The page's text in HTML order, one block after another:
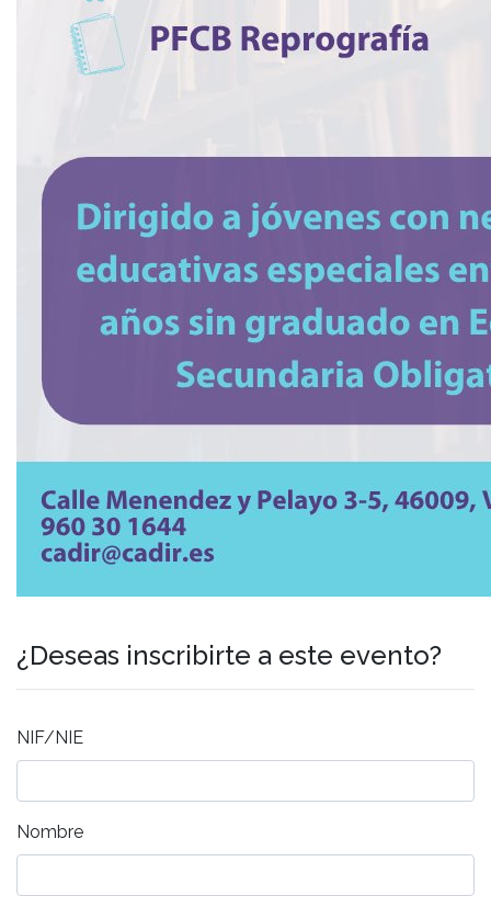
¿Deseas inscribirte a este evento?
NIF/NIE
Nombre